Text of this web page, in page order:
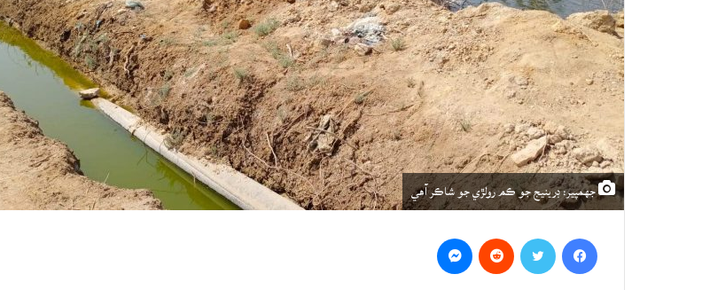
جهمپير: ڊرينيج جو ڪم رولڙي جو شاڪر آهي